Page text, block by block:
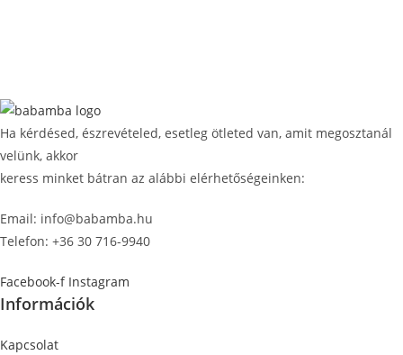
Ha kérdésed, észrevételed, esetleg ötleted van, amit megosztanál
velünk, akkor
keress minket bátran az alábbi elérhetőségeinken:
Email: info@babamba.hu
Telefon: +36 30 716-9940
Facebook-f Instagram
Információk
Kapcsolat